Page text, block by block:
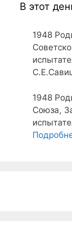
В этот
1948
1948
Союза,